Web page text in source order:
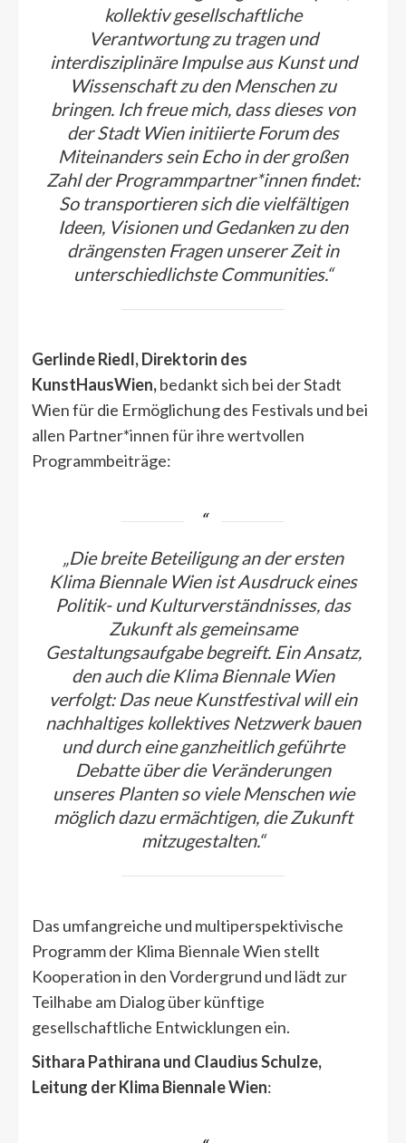
kollektiv gesellschaftliche
Verantwortung zu tragen und
interdisziplinäre Impulse aus Kunst und
Wissenschaft zu den Menschen zu
bringen. Ich freue mich, dass dieses von
der Stadt Wien initiierte Forum des
Miteinanders sein Echo in der großen
Zahl der Programmpartner*innen findet:
So transportieren sich die vielfältigen
Ideen, Visionen und Gedanken zu den
drängensten Fragen unserer Zeit in
unterschiedlichste Communities.“
Gerlinde Riedl, Direktorin des
KunstHausWien,bedankt sich bei der Stadt
Wien für die Ermöglichung des Festivals und bei
allen Partner*innen für ihre wertvollen
Programmbeiträge:
„Die breite Beteiligung an der ersten
Klima Biennale Wien ist Ausdruck eines
Politik- und Kulturverständnisses, das
Zukunft als gemeinsame
Gestaltungsaufgabe begreift. Ein Ansatz,
den auch die Klima Biennale Wien
verfolgt: Das neue Kunstfestival will ein
nachhaltiges kollektives Netzwerk bauen
und durch eine ganzheitlich geführte
Debatte über die Veränderungen
unseres Planten so viele Menschen wie
möglich dazu ermächtigen, die Zukunft
mitzu­gestalten.“
Das umfangreiche und multiperspektivische
Programm der Klima Biennale Wien stellt
Kooperation in den Vordergrund und lädt zur
Teilhabe am Dialog über künftige
gesellschaftliche Entwicklungen ein.
Sithara Pathirana und Claudius Schulze,
Leitung der Klima Biennale Wien: